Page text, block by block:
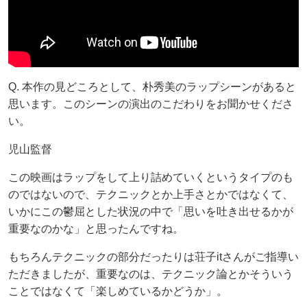
Q. 本作の見どころとして、朴秀美のラップシーンがあると
思います。このシーンの演出のこだわりをお聞かせくださ
い。
児山監督
この映画はラップをして上り詰めていくというタイプのも
のではないので、テクニックとか上手さとかではなくて、
いかにこの鬱屈とした状況の中で「思いを吐き出せるかが
重要なのかな」と思ったんですね。
もちろんテクニックの部分だったりは荘子itさんがご指導い
ただきましたが、重要なのは、テクニック論とかそういう
ことではなくて「楽しめているかどうか」。